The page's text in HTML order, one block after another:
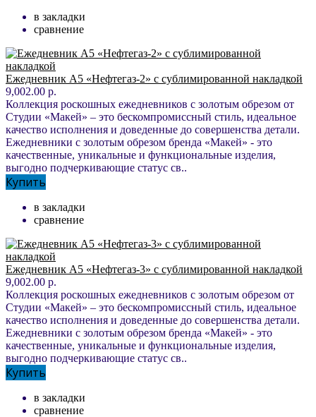
в закладки
сравнение
Ежедневник А5 «Нефтегаз-2» с сублимированной накладкой
9,002.00 р.
Коллекция роскошных ежедневников с золотым обрезом от
Студии «Макей» – это бескомпромиссный стиль, идеальное
качество исполнения и доведенные до совершенства детали.
Ежедневники с золотым обрезом бренда «Макей» - это
качественные, уникальные и функциональные изделия,
выгодно подчеркивающие статус св..
Купить
в закладки
сравнение
Ежедневник А5 «Нефтегаз-3» с сублимированной накладкой
9,002.00 р.
Коллекция роскошных ежедневников с золотым обрезом от
Студии «Макей» – это бескомпромиссный стиль, идеальное
качество исполнения и доведенные до совершенства детали.
Ежедневники с золотым обрезом бренда «Макей» - это
качественные, уникальные и функциональные изделия,
выгодно подчеркивающие статус св..
Купить
в закладки
сравнение